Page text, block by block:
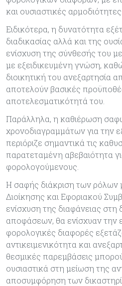
και ουσιαστικές αρμοδιότητες.
Ειδικότερα, η δυνατότητα
διαδικασίας αλλά και της
ενίσχυση της σύνθεσής του
με εξειδικευμένη γνώση,
διοικητική του ανεξαρτησία
αποτελούν βασικές
αποτελεσματικότητά του.
Παράλληλα, η καθιέρωση
χρονοδιαγραμμάτων για την
περιόριζε σημαντικά τις
παρατεταμένη αβεβαιότητα
φορολογούμενους.
Η σαφής διάκριση των ρόλων
Διοίκησης και Εφοριακού
ενίσχυση της διαφάνειας στη
αποφάσεων, θα ενίσχυαν την
φορολογικές διαφορές
αντικειμενικότητα και
θεσμικές παρεμβάσεις
ουσιαστικά στη μείωση της
αποσυμφόρηση των